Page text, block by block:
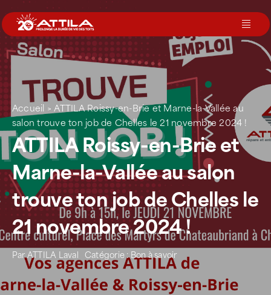
Passer
au
contenu
Nos services
Nos agences
Votre toit
Rejoignez-nous
Devenir Franchisé
Accueil > ATTILA Roissy-en-Brie et Marne-la-Vallée au
salon trouve ton job de Chelles le 21 novembre 2024 !
ATTILA Roissy-en-Brie et
Marne-la-Vallée au salon
trouve ton job de Chelles le
21 novembre 2024 !
Par ATTILA Laval Catégorie : Bon à savoir